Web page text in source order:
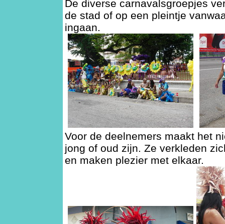
De diverse carnavalsgroepjes
de stad of op een pleintje
ingaan.
Voor de deelnemers maakt het
jong of oud zijn. Ze verkleden
en maken plezier met elkaar.